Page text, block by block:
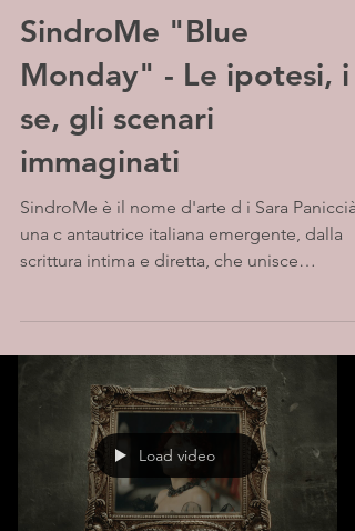
SindroMe "Blue
Monday" - Le ipotesi, i
se, gli scenari
immaginati
SindroMe è il nome d'arte d i Sara Paniccià,
una c antautrice italiana emergente, dalla
scrittura intima e diretta, che unisce
Load video